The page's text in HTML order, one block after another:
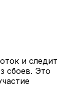
и следит
сбоев. Это